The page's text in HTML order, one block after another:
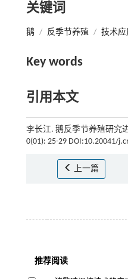
关键词
鹅 / 反季节养殖 / 技术应
Key words
引用本文
李长江. 鹅反季节养殖研究
0(01): 25-29 DOI:10.20041/
上一篇